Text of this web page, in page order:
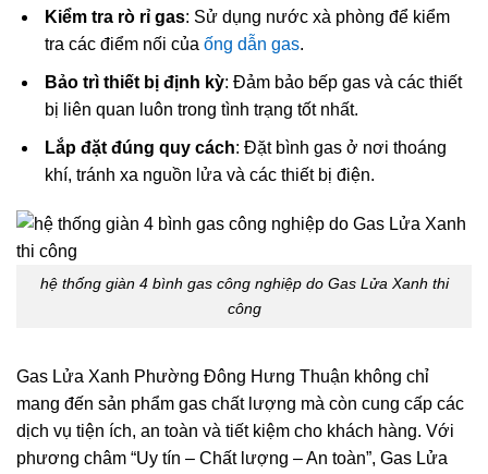
Kiểm tra rò rỉ gas: Sử dụng nước xà phòng để kiểm
tra các điểm nối của ống dẫn gas.
Bảo trì thiết bị định kỳ: Đảm bảo bếp gas và các thiết
bị liên quan luôn trong tình trạng tốt nhất.
Lắp đặt đúng quy cách: Đặt bình gas ở nơi thoáng
khí, tránh xa nguồn lửa và các thiết bị điện.
hệ thống giàn 4 bình gas công nghiệp do Gas Lửa Xanh thi
công
Gas Lửa Xanh Phường Đông Hưng Thuận không chỉ
mang đến sản phẩm gas chất lượng mà còn cung cấp các
dịch vụ tiện ích, an toàn và tiết kiệm cho khách hàng. Với
phương châm “Uy tín – Chất lượng – An toàn”, Gas Lửa